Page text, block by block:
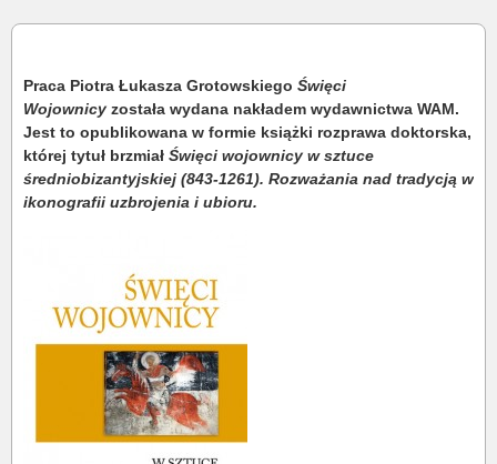
Praca Piotra Łukasza Grotowskiego Święci
Wojownicy została wydana nakładem wydawnictwa WAM.
Jest to opublikowana w formie książki rozprawa doktorska,
której tytuł brzmiał Święci wojownicy w sztuce
średniobizantyjskiej (843-1261). Rozważania nad tradycją w
ikonografii uzbrojenia i ubioru.